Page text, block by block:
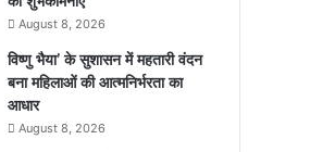
August 8, 2026
विष्णु भैया’ के सुशासन में महतारी वंदन
बना महिलाओं की आत्मनिर्भरता का
आधार
August 8, 2026